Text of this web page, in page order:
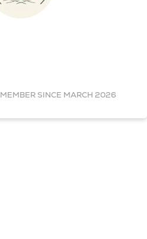
MEMBER SINCE MARCH 2026